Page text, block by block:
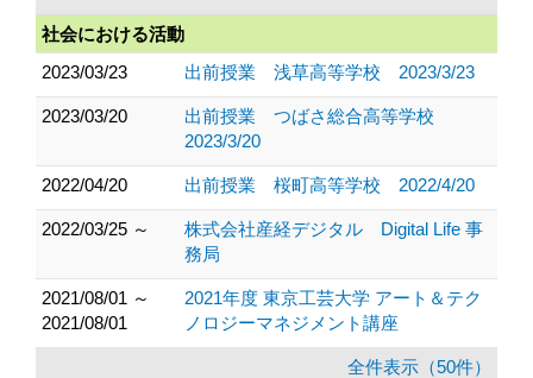
社会における活動
2023/03/23
出前授業 浅草高等学校 2023/3/23
2023/03/20
出前授業 つばさ総合高等学校
2023/3/20
2022/04/20 出前授業 桜町高等学校 2022/4/20
2022/03/25 ～
株式会社産経デジタル Digital Life 事
務局
2021/08/01 ～
2021/08/01
2021年度 東京工芸大学 アート＆テク
ノロジーマネジメント講座
全件表示（50件）